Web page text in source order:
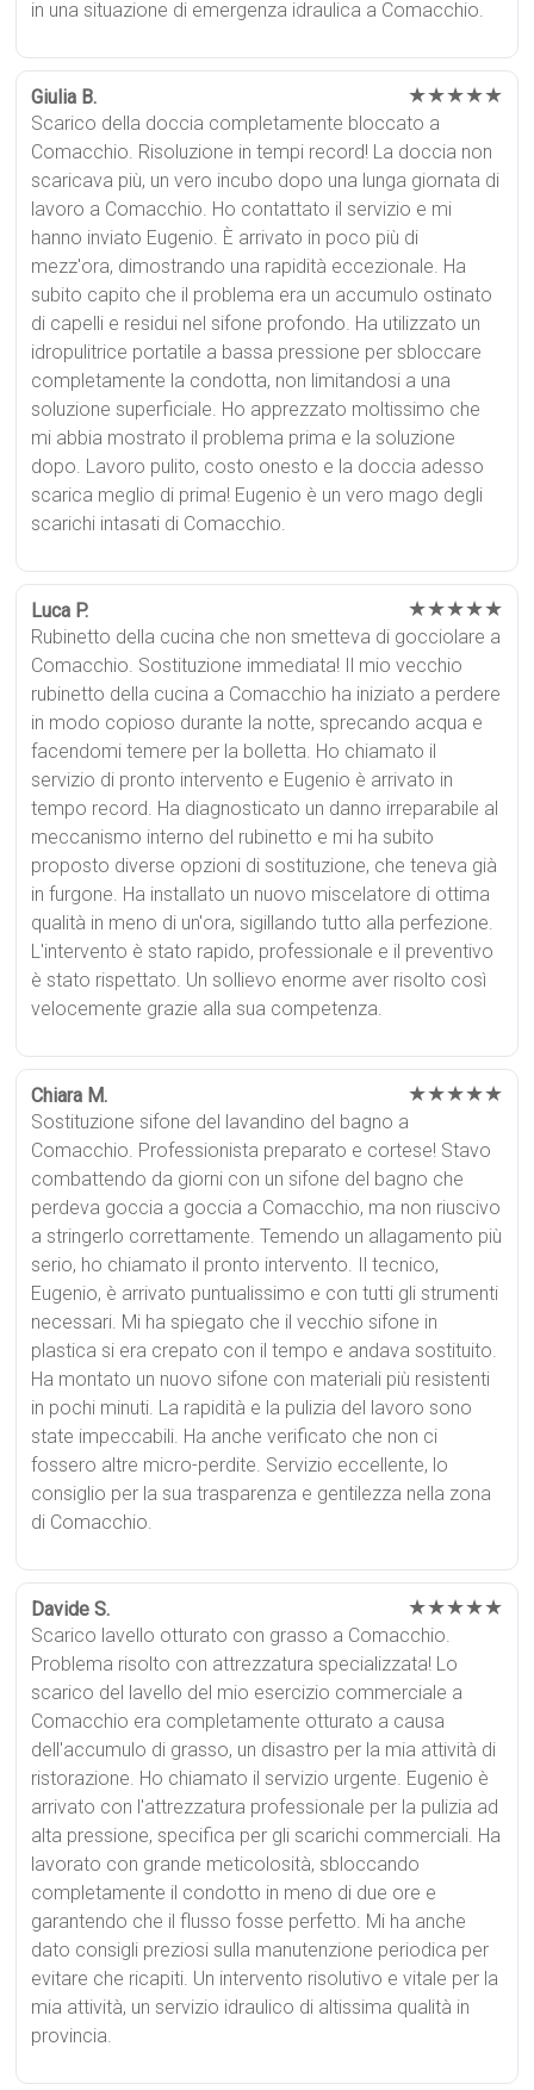
in una situazione di emergenza idraulica a Comacchio.
Giulia B. ★★★★★
Scarico della doccia completamente bloccato a
Comacchio. Risoluzione in tempi record! La doccia non
scaricava più, un vero incubo dopo una lunga giornata di
lavoro a Comacchio. Ho contattato il servizio e mi
hanno inviato Eugenio. È arrivato in poco più di
mezz'ora, dimostrando una rapidità eccezionale. Ha
subito capito che il problema era un accumulo ostinato
di capelli e residui nel sifone profondo. Ha utilizzato un
idropulitrice portatile a bassa pressione per sbloccare
completamente la condotta, non limitandosi a una
soluzione superficiale. Ho apprezzato moltissimo che
mi abbia mostrato il problema prima e la soluzione
dopo. Lavoro pulito, costo onesto e la doccia adesso
scarica meglio di prima! Eugenio è un vero mago degli
scarichi intasati di Comacchio.
Luca P. ★★★★★
Rubinetto della cucina che non smetteva di gocciolare a
Comacchio. Sostituzione immediata! Il mio vecchio
rubinetto della cucina a Comacchio ha iniziato a perdere
in modo copioso durante la notte, sprecando acqua e
facendomi temere per la bolletta. Ho chiamato il
servizio di pronto intervento e Eugenio è arrivato in
tempo record. Ha diagnosticato un danno irreparabile al
meccanismo interno del rubinetto e mi ha subito
proposto diverse opzioni di sostituzione, che teneva già
in furgone. Ha installato un nuovo miscelatore di ottima
qualità in meno di un'ora, sigillando tutto alla perfezione.
L'intervento è stato rapido, professionale e il preventivo
è stato rispettato. Un sollievo enorme aver risolto così
velocemente grazie alla sua competenza.
Chiara M. ★★★★★
Sostituzione sifone del lavandino del bagno a
Comacchio. Professionista preparato e cortese! Stavo
combattendo da giorni con un sifone del bagno che
perdeva goccia a goccia a Comacchio, ma non riuscivo
a stringerlo correttamente. Temendo un allagamento più
serio, ho chiamato il pronto intervento. Il tecnico,
Eugenio, è arrivato puntualissimo e con tutti gli strumenti
necessari. Mi ha spiegato che il vecchio sifone in
plastica si era crepato con il tempo e andava sostituito.
Ha montato un nuovo sifone con materiali più resistenti
in pochi minuti. La rapidità e la pulizia del lavoro sono
state impeccabili. Ha anche verificato che non ci
fossero altre micro-perdite. Servizio eccellente, lo
consiglio per la sua trasparenza e gentilezza nella zona
di Comacchio.
Davide S. ★★★★★
Scarico lavello otturato con grasso a Comacchio.
Problema risolto con attrezzatura specializzata! Lo
scarico del lavello del mio esercizio commerciale a
Comacchio era completamente otturato a causa
dell'accumulo di grasso, un disastro per la mia attività di
ristorazione. Ho chiamato il servizio urgente. Eugenio è
arrivato con l'attrezzatura professionale per la pulizia ad
alta pressione, specifica per gli scarichi commerciali. Ha
lavorato con grande meticolosità, sbloccando
completamente il condotto in meno di due ore e
garantendo che il flusso fosse perfetto. Mi ha anche
dato consigli preziosi sulla manutenzione periodica per
evitare che ricapiti. Un intervento risolutivo e vitale per la
mia attività, un servizio idraulico di altissima qualità in
provincia.